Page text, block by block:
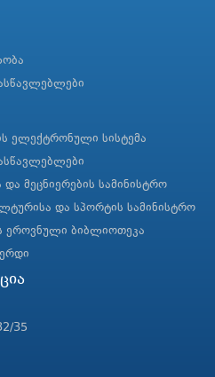
ელექტრონული სისტემა
მეცნიერების სამინისტრო
და სპორტის სამინისტრო
ეროვნული ბიბლიოთეკა
35